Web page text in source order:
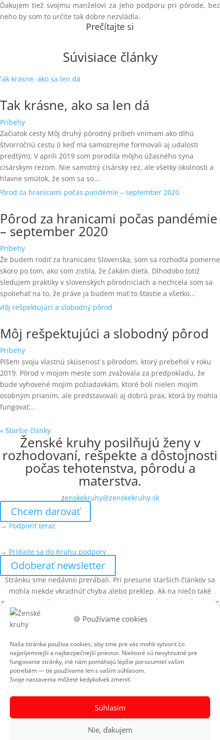
🍪 Používame cookies
Naša stránka používa cookies, aby sme pre vás mohli vytvoriť čo
najpríjemnejší a najbezpečnejší priestor. Niektoré sú nevyhnutné pre
fungovanie stránky, iné nám pomáhajú lepšie porozumieť vašim
potrebám — tie používame len s vaším súhlasom.
Svoje nastavenia môžete kedykoľvek zmeniť.
Súhlasím
Nie, ďakujem
Ďakujem tiež svojmu manželovi za jeho podporu pri pôrode, bez
neho by som to určite tak dobre nezvládla.
Prečítajte si
Súvisiace články
Tak krásne, ako sa len dá
Príbehy
Začiatok cesty Môj druhý pôrodný príbeh vnímam ako dlhú
štvorročnú cestu (i keď ma samozrejme formovali aj udalosti
predtým). V apríli 2019 som porodila môjho úžasného syna
cisárskym rezom. Nie samotný cisársky rez, ale všetky okolnosti a
hlavne smútok, že som sa so...
Pôrod za hranicami počas pandémie
– september 2020
Príbehy
Že budem rodiť za hranicami Slovenska, som sa rozhodla pomerne
skoro po tom, ako som zistila, že čakám dieťa. Dlhodobo totiž
sledujem praktiky v slovenských pôrodniciach a nechcela som sa
spoliehať na to, že práve ja budem mať to šťastie a všetko...
Môj rešpektujúci a slobodný pôrod
Príbehy
Píšem svoju vlastnú skúsenosť s pôrodom, ktorý prebehol v roku
2019. Pôrod v mojom meste som zvažovala za predpokladu, že
bude vyhovené mojim požiadavkám, ktoré boli nielen mojím
osobným prianím, ale predstavovali aj dobrú prax, ktorá by mohla
fungovať...
« Staršie články
Ženské kruhy posilňujú ženy v
rozhodovaní, rešpekte a dôstojnosti
počas tehotenstva, pôrodu a
materstva.
zenskekruhy@zenskekruhy.sk
Chcem darovať
→ Podporiť teraz
→ Pridajte sa do Kruhu podpory
Odoberať newsletter
Stránku sme nedávno prerábali. Pri presune starších článkov sa
mohla niekde vkradnúť chyba alebo preklep. Ak na niečo také
narazíte, napíšte nám na
zenskekruhy@zenskekruhy.sk
– budeme
vďačné za upozornenie.
Adresa
Ženské kruhy
Gusevova 6
821 09 Bratislava
Povinné dokumenty
Ochrana osobných údajov
Bankové spojenie